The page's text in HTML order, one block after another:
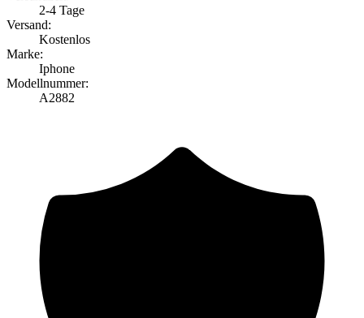
2-4 Tage
Versand:
Kostenlos
Marke:
Iphone
Modellnummer:
A2882